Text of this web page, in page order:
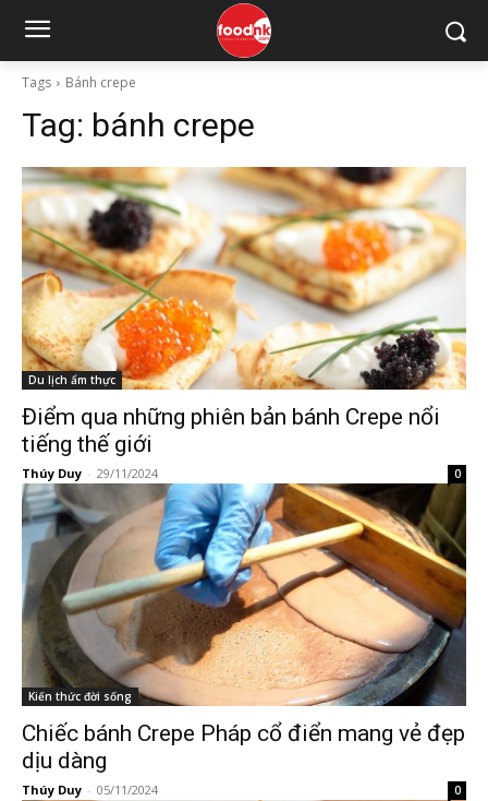
Tags Bánh crepe
Tag: bánh crepe
Du lịch ẩm thực
Điểm qua những phiên bản bánh Crepe nổi
tiếng thế giới
Thúy Duy - 29/11/2024 0
Kiến thức đời sống
Chiếc bánh Crepe Pháp cổ điển mang vẻ đẹp
dịu dàng
Thúy Duy - 05/11/2024 0